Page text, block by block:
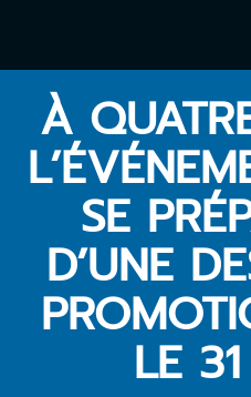
À
SE
D’UNE
LE